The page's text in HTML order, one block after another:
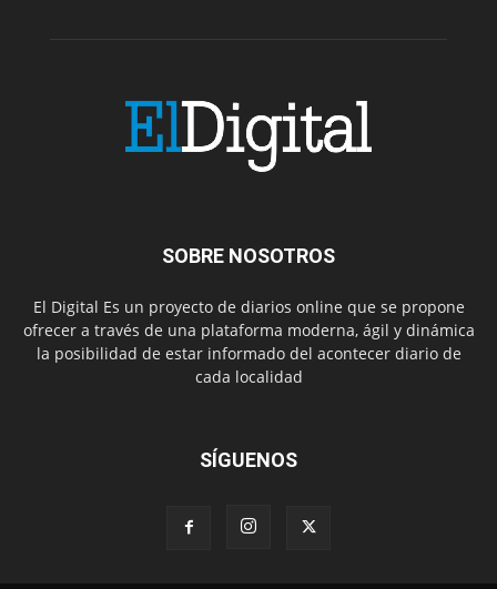
SOBRE NOSOTROS
El Digital Es un proyecto de diarios online que se propone
ofrecer a través de una plataforma moderna, ágil y dinámica
la posibilidad de estar informado del acontecer diario de
cada localidad
SÍGUENOS